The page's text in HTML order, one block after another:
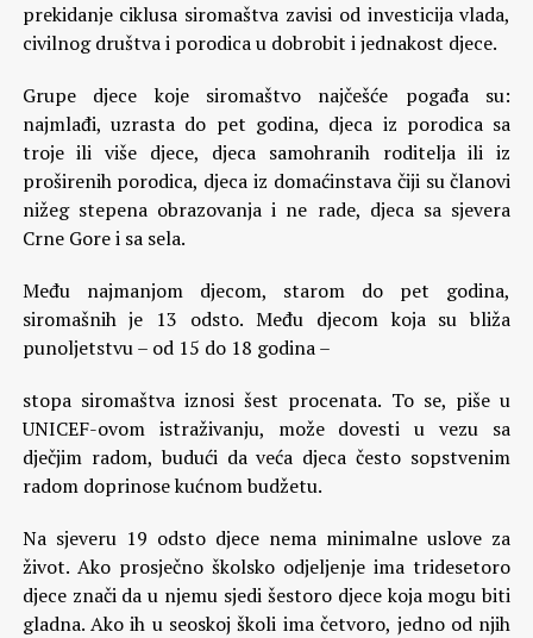
prekidanje ciklusa siromaštva zavisi od investicija vlada,
civilnog društva i porodica u dobrobit i jednakost djece.
Grupe djece koje siromaštvo najčešće pogađa su:
najmlađi, uzrasta do pet godina, djeca iz porodica sa
troje ili više djece, djeca samohranih roditelja ili iz
proširenih porodica, djeca iz domaćinstava čiji su članovi
nižeg stepena obrazovanja i ne rade, djeca sa sjevera
Crne Gore i sa sela.
Među najmanjom djecom, starom do pet godina,
siromašnih je 13 odsto. Među djecom koja su bliža
punoljetstvu – od 15 do 18 godina –
stopa siromaštva iznosi šest procenata. To se, piše u
UNICEF-ovom istraživanju, može dovesti u vezu sa
dječjim radom, budući da veća djeca često sopstvenim
radom doprinose kućnom budžetu.
Na sjeveru 19 odsto djece nema minimalne uslove za
život. Ako prosječno školsko odjeljenje ima tridesetoro
djece znači da u njemu sjedi šestoro djece koja mogu biti
gladna. Ako ih u seoskoj školi ima četvoro, jedno od njih